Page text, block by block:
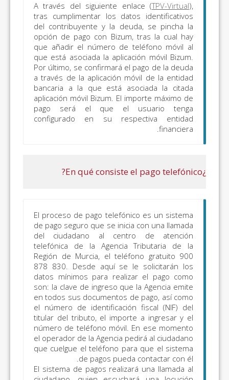
Regional sobre los
Premios del Bingo
(modelo 046);
Impuestos Medio
Ambientales
(modelos 050, 051,
060, 061, 070 y 071)
Todo lo incluido en
el apartado
excepto:
Autonómicos y
Cedidos: Tasa Fiscal
del Juego (modelos
044, 047, 141, 142);
Impuesto Regional
sobre los Premios
del Bingo (modelo
046); Impuestos
Medio Ambientales
(modelos 050, 051,
060, 061, 070 y 071)
Todos los
conceptos
Todo lo incluido en
Todos los
conceptos
A través del siguiente
tras cumplimentar los
del contribuyente y la
opción de pago con Bizum,
que añadir el número de
que está asociada la
Por último, se confirmará el
a través de la aplicación
bancaria a la que está
aplicación móvil Bizum. El
pago será el que el
configurado en su
El proceso de pago
de pago seguro que se inicia
del ciudadano al
telefónica de la Agencia
Región de Murcia, el
878 830. Desde aquí se
datos mínimos para
son: la clave de ingreso que
en todos sus documentos
el número de
titular del tributo, el
número de teléfono móvil.
el operador de la Agencia
que cuelgue el teléfono
de pagos pueda
El sistema de pagos